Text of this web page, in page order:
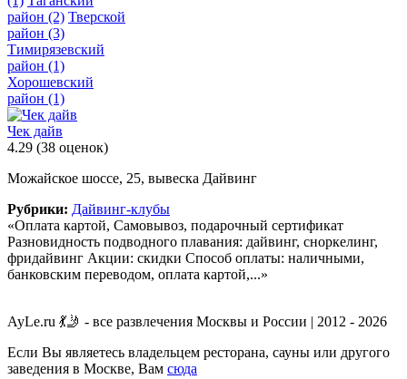
район (2) Тверской
район (3)
Тимирязевский
район (1)
Хорошевский
район (1)
Чек дайв
4.29 (38 оценок)
Можайское шоссе, 25, вывеска Дайвинг
Рубрики: Дайвинг-клубы
«Оплата картой, Самовывоз, подарочный сертификат
Разновидность подводного плавания: дайвинг, сноркелинг,
фридайвинг Акции: скидки Способ оплаты: наличными,
банковским переводом, оплата картой,...»
AyLe.ru 💃🤳 - все развлечения Москвы и России | 2012 - 2026
Если Вы являетесь владельцем ресторана, сауны или другого
заведения в Москве, Вам сюда